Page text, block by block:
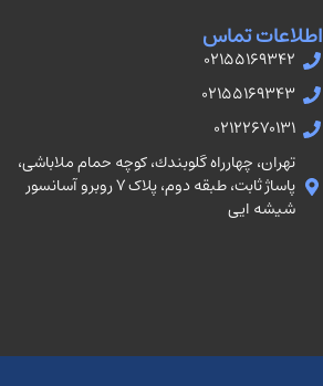
اطلاعات تماس
02155169342
02155169343
02122670131
تهران، چهارراه گلوبندك، كوچه حمام ملاباشى،
پاساژ ثابت، طبقه دوم، پلاک ۷ روبرو آسانسور
شيشه ايى